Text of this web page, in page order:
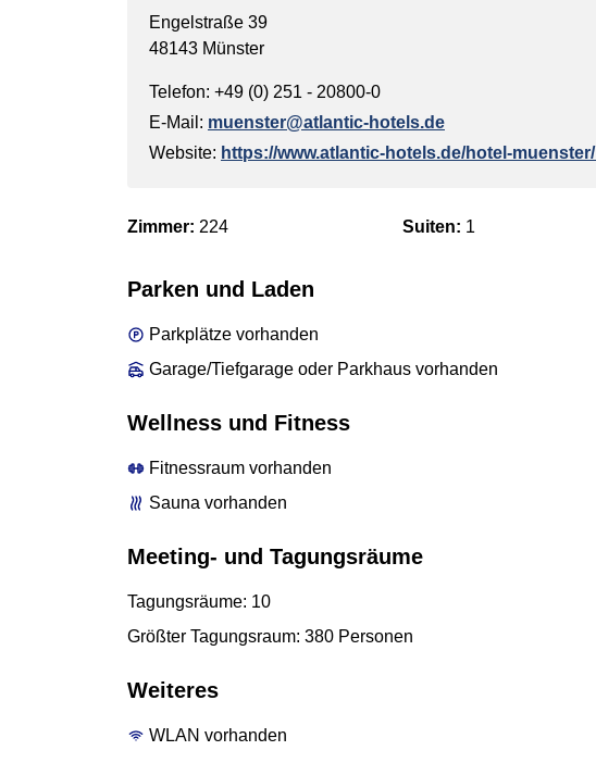
Engelstraße 39
48143 Münster
Telefon: +49 (0) 251 - 20800-0
E-Mail: muenster@atlantic-hotels.de
Website: https://www.atlantic-hotels.de/hotel-muenster/
Zimmer: 224 Suiten: 1
Parken und Laden
Parkplätze vorhanden
Garage/Tiefgarage oder Parkhaus vorhanden
Wellness und Fitness
Fitnessraum vorhanden
Sauna vorhanden
Meeting- und Tagungsräume
Tagungsräume: 10
Größter Tagungsraum: 380 Personen
Weiteres
WLAN vorhanden